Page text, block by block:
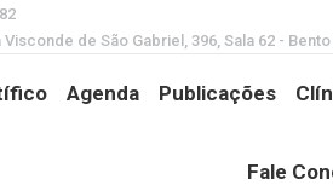
de São Gabriel, 396, Sala 62 -
Agenda Publicações
Fale